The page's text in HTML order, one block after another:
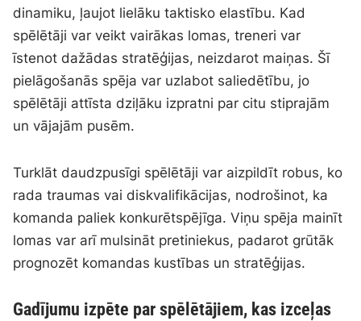
dinamiku, ļaujot lielāku taktisko elastību. Kad
spēlētāji var veikt vairākas lomas, treneri var
īstenot dažādas stratēģijas, neizdarot maiņas. Šī
pielāgošanās spēja var uzlabot saliedētību, jo
spēlētāji attīsta dziļāku izpratni par citu stiprajām
un vājajām pusēm.
Turklāt daudzpusīgi spēlētāji var aizpildīt robus, ko
rada traumas vai diskvalifikācijas, nodrošinot, ka
komanda paliek konkurētspējīga. Viņu spēja mainīt
lomas var arī mulsināt pretiniekus, padarot grūtāk
prognozēt komandas kustības un stratēģijas.
Gadījumu izpēte par spēlētājiem, kas izceļas